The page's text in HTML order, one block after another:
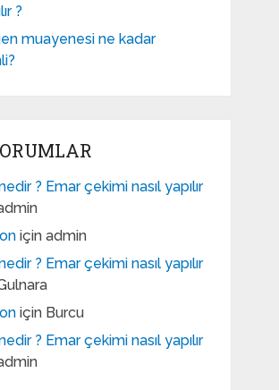
?
muayenesi ne kadar
? Emar çekimi nasıl yapılır
için admin
? Emar çekimi nasıl yapılır
için Burcu
? Emar çekimi nasıl yapılır